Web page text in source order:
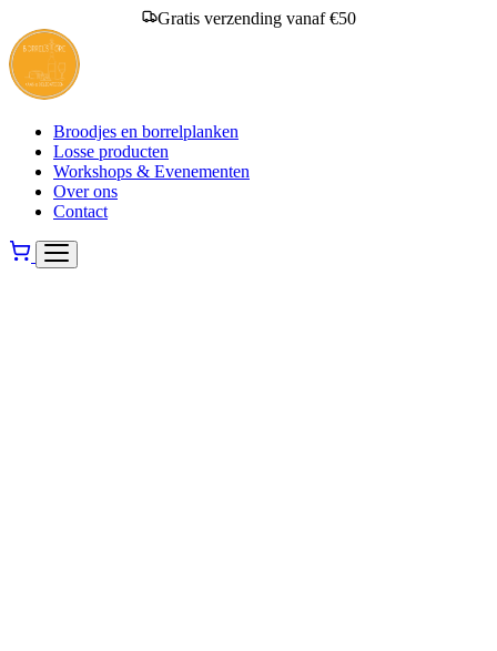
Gratis verzending vanaf €50
Broodjes en borrelplanken
Losse producten
Workshops & Evenementen
Over ons
Contact